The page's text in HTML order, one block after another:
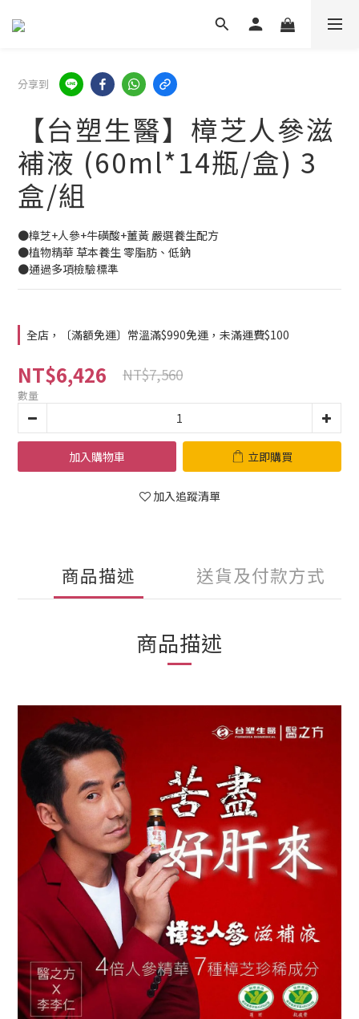
分享到
【台塑生醫】樟芝人參滋
補液 (60ml*14瓶/盒) 3
盒/組
●樟芝+人參+牛磺酸+薑黃 嚴選養生配方
●植物精華 草本養生 零脂肪、低鈉
●通過多項檢驗標準
全店，〔滿額免運〕常溫滿$990免運，未滿運費$100
NT$6,426 NT$7,560
數量
加入購物車 立即購買
加入追蹤清單
商品描述 送貨及付款方式
商品描述